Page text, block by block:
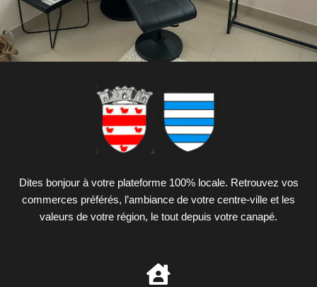
Dites bonjour à votre plateforme 100% locale. Retrouvez vos
commerces préférés, l’ambiance de votre centre-ville et les
valeurs de votre région, le tout depuis votre canapé.